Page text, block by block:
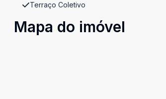
Terraço Coletivo
Mapa do imóvel